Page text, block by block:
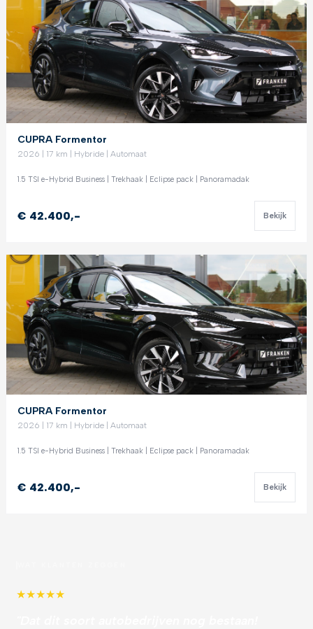
CUPRA Formentor
2026 | 17 km | Hybride | Automaat
1.5 TSI e-Hybrid Business | Trekhaak | Eclipse pack | Panoramadak
€ 42.400,- Bekijk
CUPRA Formentor
2026 | 17 km | Hybride | Automaat
1.5 TSI e-Hybrid Business | Trekhaak | Eclipse pack | Panoramadak
€ 42.400,- Bekijk
★★★★★